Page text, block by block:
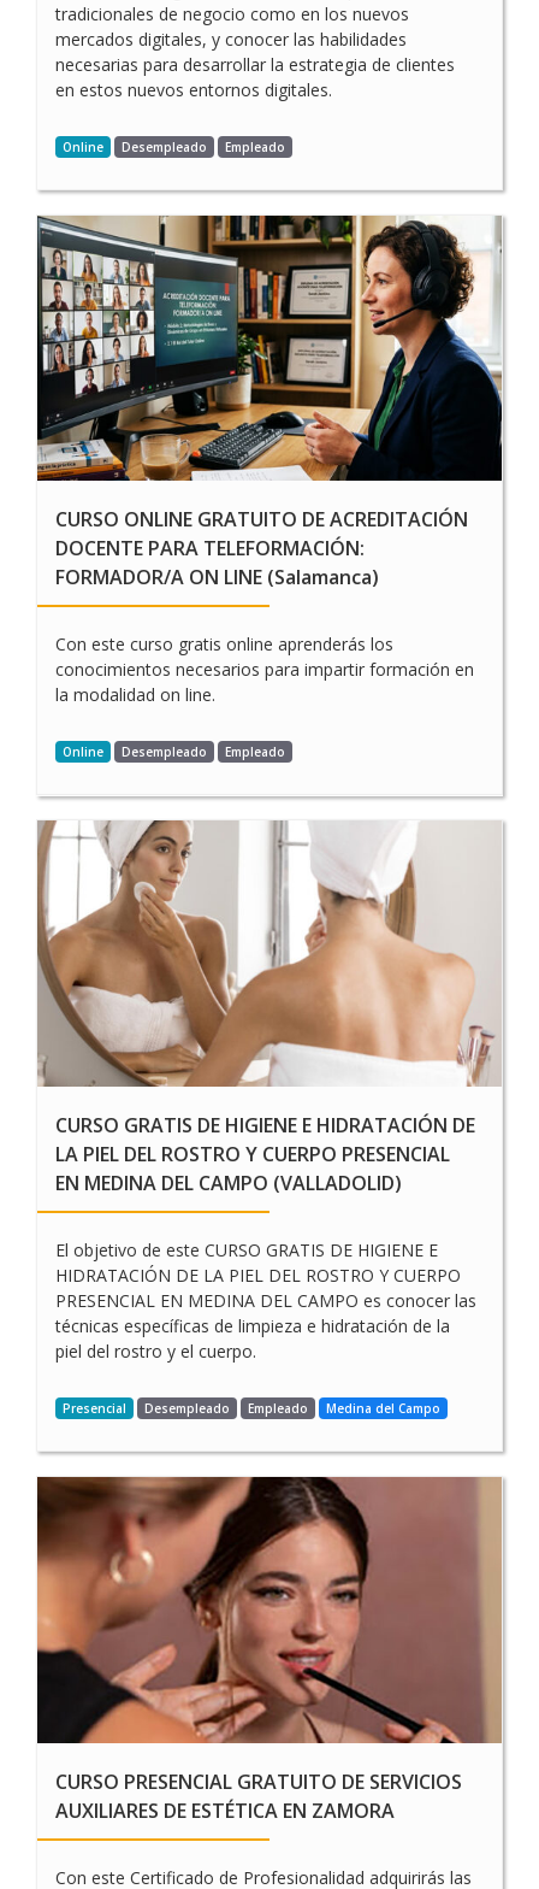
tradicionales de negocio como en los nuevos
mercados digitales, y conocer las habilidades
necesarias para desarrollar la estrategia de clientes
en estos nuevos entornos digitales.
Online Desempleado Empleado
CURSO ONLINE GRATUITO DE ACREDITACIÓN
DOCENTE PARA TELEFORMACIÓN:
FORMADOR/A ON LINE (Salamanca)
Con este curso gratis online aprenderás los
conocimientos necesarios para impartir formación en
la modalidad on line.
Online Desempleado Empleado
CURSO GRATIS DE HIGIENE E HIDRATACIÓN DE
LA PIEL DEL ROSTRO Y CUERPO PRESENCIAL
EN MEDINA DEL CAMPO (VALLADOLID)
El objetivo de este CURSO GRATIS DE HIGIENE E
HIDRATACIÓN DE LA PIEL DEL ROSTRO Y CUERPO
PRESENCIAL EN MEDINA DEL CAMPO es conocer las
técnicas específicas de limpieza e hidratación de la
piel del rostro y el cuerpo.
Presencial Desempleado Empleado Medina del Campo
CURSO PRESENCIAL GRATUITO DE SERVICIOS
AUXILIARES DE ESTÉTICA EN ZAMORA
Con este Certificado de Profesionalidad adquirirás las